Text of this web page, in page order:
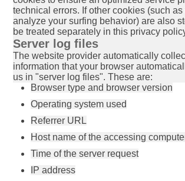
technical errors. If other cookies (such
analyze your surfing behavior) are also
be treated separately in this privacy
Server log files
The website provider automatically
information that your browser
us in "server log files". These are:
Browser type and browser version
Operating system used
Referrer URL
Host name of the accessing
Time of the server request
IP address